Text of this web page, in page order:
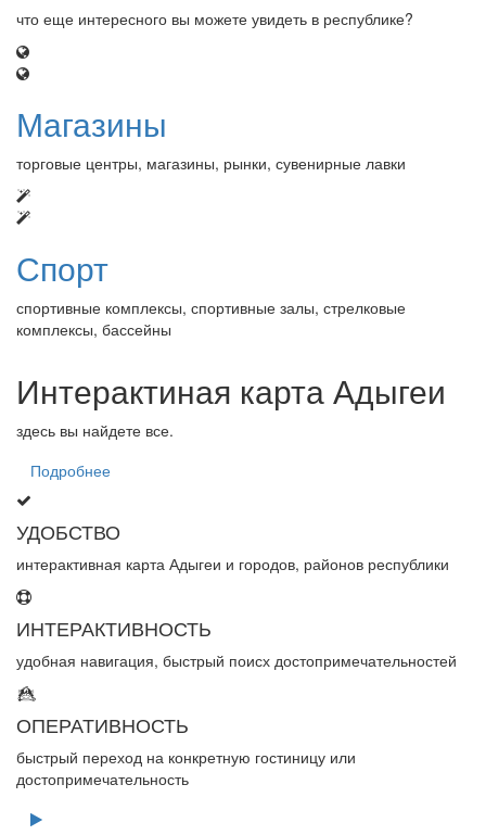
что еще интересного вы можете увидеть в республике?
Магазины
торговые центры, магазины, рынки, сувенирные лавки
Спорт
спортивные комплексы, спортивные залы, стрелковые
комплексы, бассейны
Интерактиная карта Адыгеи
здесь вы найдете все.
Подробнее
УДОБСТВО
интерактивная карта Адыгеи и городов, районов республики
ИНТЕРАКТИВНОСТЬ
удобная навигация, быстрый поисх достопримечательностей
ОПЕРАТИВНОСТЬ
быстрый переход на конкретную гостиницу или
достопримечательность